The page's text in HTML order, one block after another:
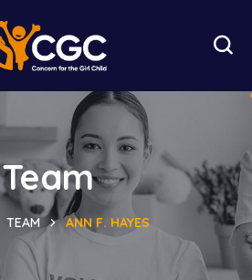
Team
TEAM ANN F. HAYES